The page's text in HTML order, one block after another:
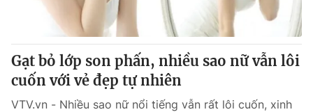
Thị trường 24h Tấm lòng Việt
VTV4 Vươn mình bằng AI
VTV9 VTV8
Gạt bỏ lớp son phấn, nhiều sao nữ vẫn lôi
cuốn với vẻ đẹp tự nhiên
VTV.vn - Nhiều sao nữ nổi tiếng vẫn rất lôi cuốn, xinh